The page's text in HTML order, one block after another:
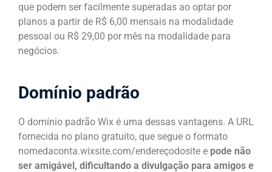
que podem ser facilmente superadas ao optar por
planos a partir de R$ 6,00 mensais na modalidade
pessoal ou R$ 29,00 por mês na modalidade para
negócios.
Domínio padrão
O domínio padrão Wix é uma dessas vantagens. A URL
fornecida no plano gratuito, que segue o formato
nomedaconta.wixsite.com/endereçodosite e pode não
ser amigável, dificultando a divulgação para amigos e